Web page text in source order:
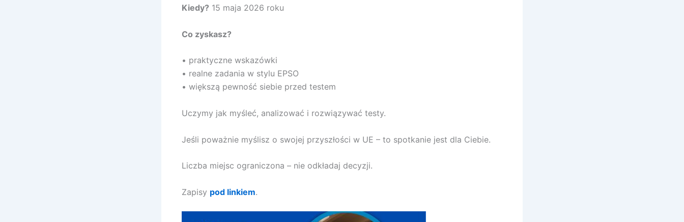
Kiedy? 15 maja 2026 roku
Co zyskasz?
• praktyczne wskazówki
• realne zadania w stylu EPSO
• większą pewność siebie przed testem
Uczymy jak myśleć, analizować i rozwiązywać testy.
Jeśli poważnie myślisz o swojej przyszłości w UE – to spotkanie jest dla Ciebie.
Liczba miejsc ograniczona – nie odkładaj decyzji.
Zapisy pod linkiem.